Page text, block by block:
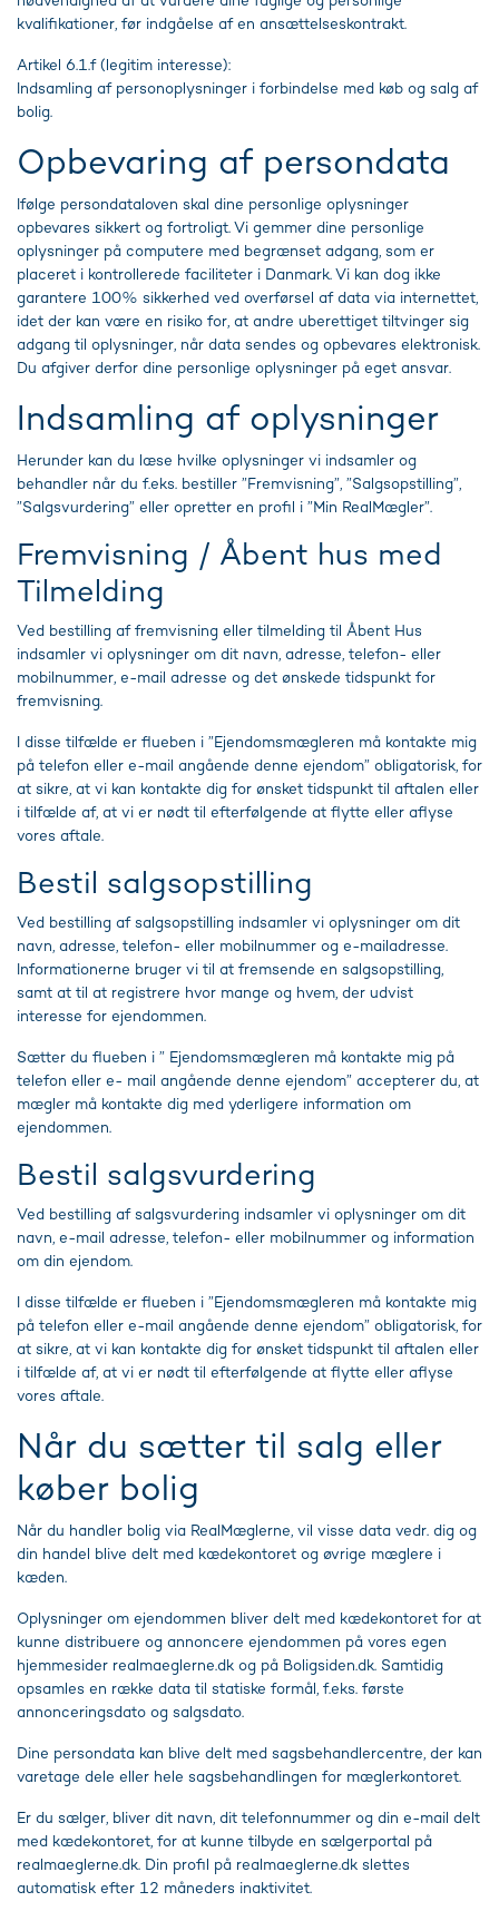
kvalifikationer, før indgåelse af en ansættelseskontrakt.
Artikel 6.1.f (legitim interesse):
Indsamling af personoplysninger i forbindelse med køb og salg af
bolig.
Opbevaring af persondata
Ifølge persondataloven skal dine personlige oplysninger
opbevares sikkert og fortroligt. Vi gemmer dine personlige
oplysninger på computere med begrænset adgang, som er
placeret i kontrollerede faciliteter i Danmark. Vi kan dog ikke
garantere 100% sikkerhed ved overførsel af data via internettet,
idet der kan være en risiko for, at andre uberettiget tiltvinger sig
adgang til oplysninger, når data sendes og opbevares elektronisk.
Du afgiver derfor dine personlige oplysninger på eget ansvar.
Indsamling af oplysninger
Herunder kan du læse hvilke oplysninger vi indsamler og
behandler når du f.eks. bestiller ”Fremvisning”, ”Salgsopstilling”,
”Salgsvurdering” eller opretter en profil i ”Min RealMægler”.
Fremvisning / Åbent hus med
Tilmelding
Ved bestilling af fremvisning eller tilmelding til Åbent Hus
indsamler vi oplysninger om dit navn, adresse, telefon- eller
mobilnummer, e-mail adresse og det ønskede tidspunkt for
fremvisning.
I disse tilfælde er flueben i ”Ejendomsmægleren må kontakte mig
på telefon eller e-mail angående denne ejendom” obligatorisk, for
at sikre, at vi kan kontakte dig for ønsket tidspunkt til aftalen eller
i tilfælde af, at vi er nødt til efterfølgende at flytte eller aflyse
vores aftale.
Bestil salgsopstilling
Ved bestilling af salgsopstilling indsamler vi oplysninger om dit
navn, adresse, telefon- eller mobilnummer og e-mailadresse.
Informationerne bruger vi til at fremsende en salgsopstilling,
samt at til at registrere hvor mange og hvem, der udvist
interesse for ejendommen.
Sætter du flueben i ” Ejendomsmægleren må kontakte mig på
telefon eller e- mail angående denne ejendom” accepterer du, at
mægler må kontakte dig med yderligere information om
ejendommen.
Bestil salgsvurdering
Ved bestilling af salgsvurdering indsamler vi oplysninger om dit
navn, e-mail adresse, telefon- eller mobilnummer og information
om din ejendom.
I disse tilfælde er flueben i ”Ejendomsmægleren må kontakte mig
på telefon eller e-mail angående denne ejendom” obligatorisk, for
at sikre, at vi kan kontakte dig for ønsket tidspunkt til aftalen eller
i tilfælde af, at vi er nødt til efterfølgende at flytte eller aflyse
vores aftale.
Når du sætter til salg eller
køber bolig
Når du handler bolig via RealMæglerne, vil visse data vedr. dig og
din handel blive delt med kædekontoret og øvrige mæglere i
kæden.
Oplysninger om ejendommen bliver delt med kædekontoret for at
kunne distribuere og annoncere ejendommen på vores egen
hjemmesider realmaeglerne.dk og på Boligsiden.dk. Samtidig
opsamles en række data til statiske formål, f.eks. første
annonceringsdato og salgsdato.
Dine persondata kan blive delt med sagsbehandlercentre, der kan
varetage dele eller hele sagsbehandlingen for mæglerkontoret.
Er du sælger, bliver dit navn, dit telefonnummer og din e-mail delt
med kædekontoret, for at kunne tilbyde en sælgerportal på
realmaeglerne.dk. Din profil på realmaeglerne.dk slettes
automatisk efter 12 måneders inaktivitet.